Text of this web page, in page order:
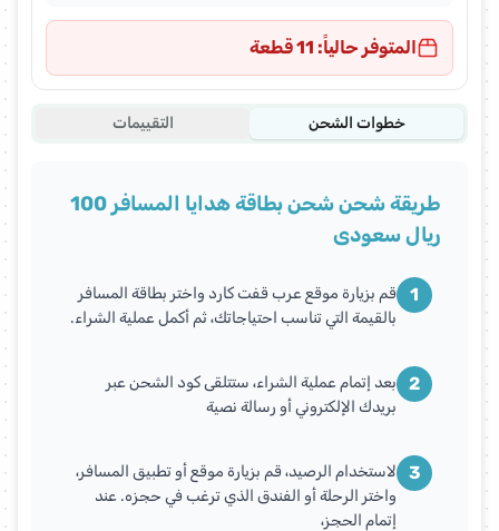
المتوفر حالياً: 11 قطعة
خطوات الشحن التقييمات
طريقة شحن شحن بطاقة هدايا المسافر 100
ريال سعودى
1
قم بزيارة موقع عرب قفت كارد واختر بطاقة المسافر
بالقيمة التي تناسب احتياجاتك، ثم أكمل عملية الشراء.
2
بعد إتمام عملية الشراء، ستتلقى كود الشحن عبر
بريدك الإلكتروني أو رسالة نصية
3
لاستخدام الرصيد، قم بزيارة موقع أو تطبيق المسافر،
واختر الرحلة أو الفندق الذي ترغب في حجزه. عند
إتمام الحجز،